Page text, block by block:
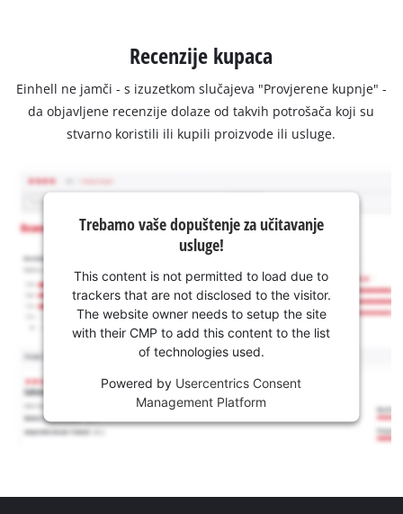
Recenzije kupaca
Einhell ne jamči - s izuzetkom slučajeva "Provjerene kupnje" -
da objavljene recenzije dolaze od takvih potrošača koji su
stvarno koristili ili kupili proizvode ili usluge.
Trebamo vaše dopuštenje za učitavanje
usluge!
This content is not permitted to load due to
trackers that are not disclosed to the visitor.
The website owner needs to setup the site
with their CMP to add this content to the list
of technologies used.
Powered by Usercentrics Consent
Management Platform